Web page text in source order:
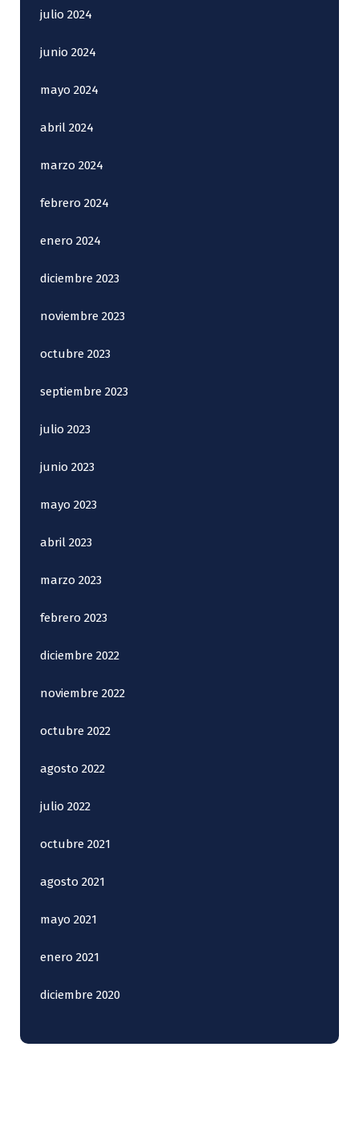
julio 2024
junio 2024
mayo 2024
abril 2024
marzo 2024
febrero 2024
enero 2024
diciembre 2023
noviembre 2023
octubre 2023
septiembre 2023
julio 2023
junio 2023
mayo 2023
abril 2023
marzo 2023
febrero 2023
diciembre 2022
noviembre 2022
octubre 2022
agosto 2022
julio 2022
octubre 2021
agosto 2021
mayo 2021
enero 2021
diciembre 2020